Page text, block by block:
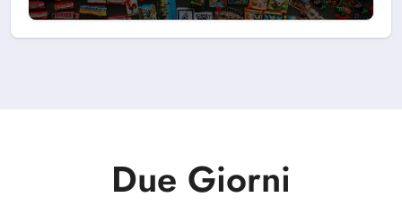
Due Giorni